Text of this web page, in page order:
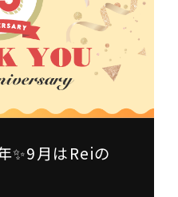
✨9月はReiの